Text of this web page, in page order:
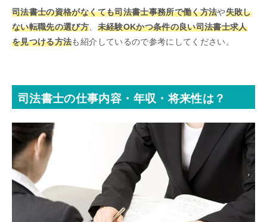
司法書士の資格がなくても司法書士事務所で働く方法や失敗し
ない転職先の選び方、 未経験OKかつ条件の良い司法書士求人
を見つける方法も紹介しているので参考にしてください。
司法書士の仕事内容・年収・将来性は？